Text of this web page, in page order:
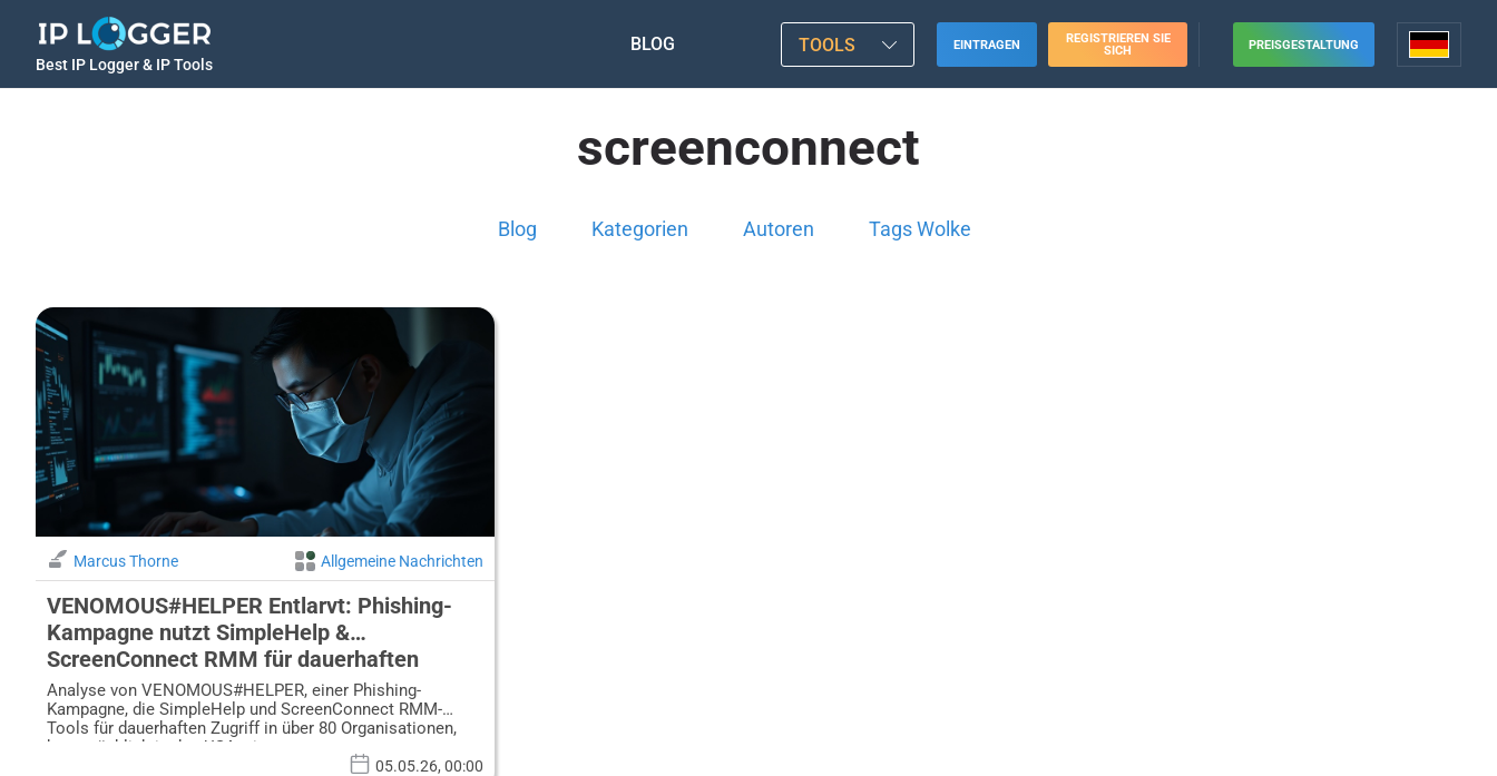
Best IP Logger & IP Tools
BLOG TOOLS EINTRAGEN
REGISTRIEREN SIE
SICH
PREISGESTALTUNG
screenconnect
Blog Kategorien Autoren Tags Wolke
Marcus Thorne Allgemeine Nachrichten
VENOMOUS#HELPER Entlarvt: Phishing-
Kampagne nutzt SimpleHelp &
ScreenConnect RMM für dauerhaften
Zugriff auf über 80 Organisationen
Analyse von VENOMOUS#HELPER, einer Phishing-
Kampagne, die SimpleHelp und ScreenConnect RMM-
Tools für dauerhaften Zugriff in über 80 Organisationen,
hauptsächlich in den USA, einsetzt.
05.05.26, 00:00